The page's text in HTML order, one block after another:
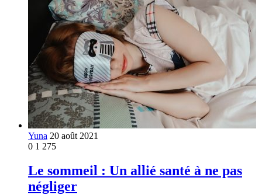
Yuna 20 août 2021
0 1 275
Le sommeil : Un allié santé à ne pas
négliger